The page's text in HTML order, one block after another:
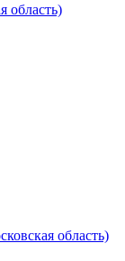
область)
область)